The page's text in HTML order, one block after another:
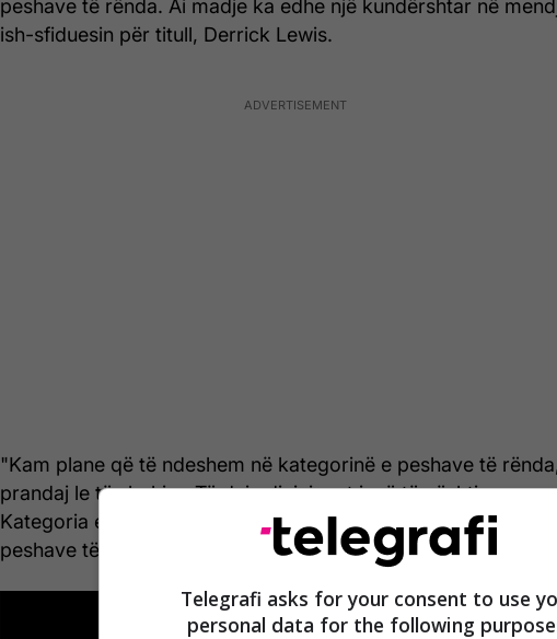
peshave të rënda. Ai madje ka edhe një kundërshtar në
ish-sfiduesin për titull, Derrick Lewis.
"Kam plane që të ndeshem në kategorinë e peshave të
prandaj le të shohim. Të dyja divizionet janë të vështira.
Kategoria e peshave të lehta është po aq e vështirë sa ajo e
peshave të rënda".
Telegrafi asks for your consent to use
personal data for the following